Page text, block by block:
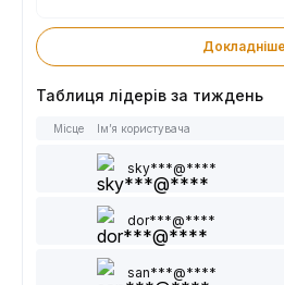
Докладніше
Таблиця лідерів за тиждень
Місце Ім’я користувача
sky***@****
dor***@****
san***@****